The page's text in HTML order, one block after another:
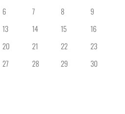
6 7 8
9
13 14 15
16
20 21 22
23
27 28 29
30